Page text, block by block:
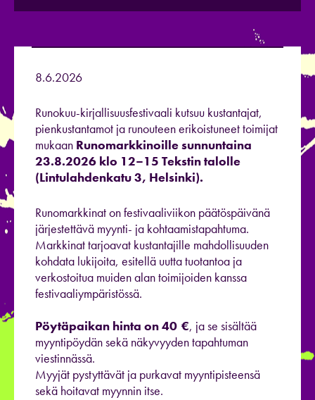
8.6.2026
Runokuu-kirjallisuusfestivaali kutsuu kustantajat,
pienkustantamot ja runouteen erikoistuneet toimijat
mukaan Runomarkkinoille sunnuntaina
23.8.2026 klo 12–15 Tekstin talolle
(Lintulahdenkatu 3, Helsinki).
Runomarkkinat on festivaaliviikon päätöspäivänä
järjestettävä myynti- ja kohtaamistapahtuma.
Markkinat tarjoavat kustantajille mahdollisuuden
kohdata lukijoita, esitellä uutta tuotantoa ja
verkostoitua muiden alan toimijoiden kanssa
festivaaliympäristössä.
Pöytäpaikan hinta on 40 €, ja se sisältää
myyntipöydän sekä näkyvyyden tapahtuman
viestinnässä.
Myyjät pystyttävät ja purkavat myyntipisteensä
sekä hoitavat myynnin itse.